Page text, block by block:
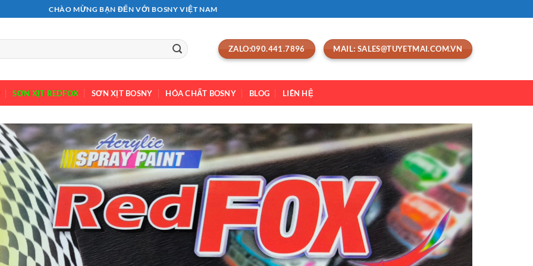
CHÀO MỪNG BẠN ĐẾN VỚI BOSNY VIỆT NAM
ZALO:090.441.7896 MAIL: SALES@TUYETMAI.COM.VN
SƠN XỊT REDFOX SƠN XỊT BOSNY HÓA CHẤT BOSNY BLOG LIÊN HỆ